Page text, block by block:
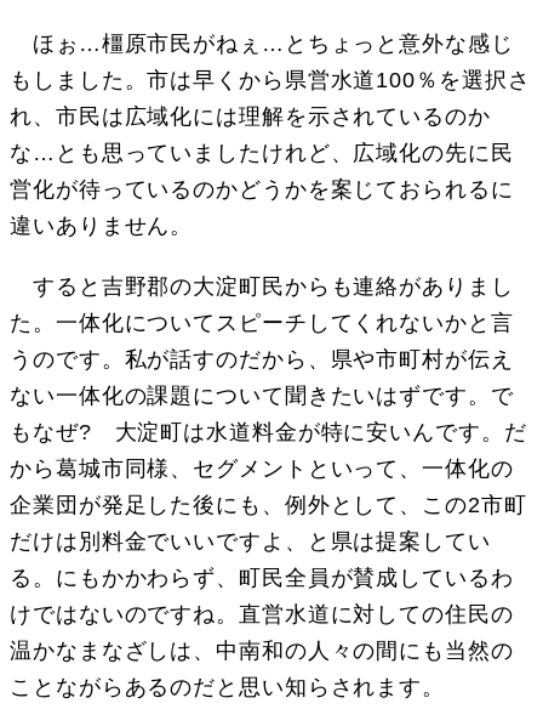
ほぉ…橿原市民がねぇ…とちょっと意外な感じ
もしました。市は早くから県営水道100％を選択さ
れ、市民は広域化には理解を示されているのか
な…とも思っていましたけれど、広域化の先に民
営化が待っているのかどうかを案じておられるに
違いありません。
すると吉野郡の大淀町民からも連絡がありまし
た。一体化についてスピーチしてくれないかと言
うのです。私が話すのだから、県や市町村が伝え
ない一体化の課題について聞きたいはずです。で
もなぜ? 大淀町は水道料金が特に安いんです。だ
から葛城市同様、セグメントといって、一体化の
企業団が発足した後にも、例外として、この2市町
だけは別料金でいいですよ、と県は提案してい
る。にもかかわらず、町民全員が賛成しているわ
けではないのですね。直営水道に対しての住民の
温かなまなざしは、中南和の人々の間にも当然の
ことながらあるのだと思い知らされます。